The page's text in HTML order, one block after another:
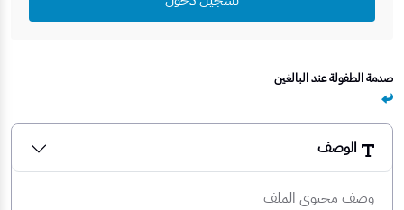
صدمة الطفولة عند البالغين
الوصف
وصف محتوى الملف